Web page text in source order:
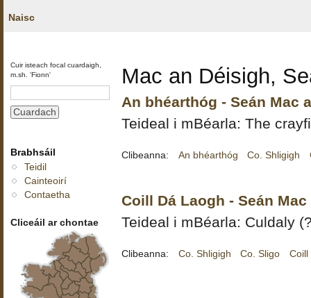
Naisc
Cuir isteach focal cuardaigh,
m.sh. 'Fionn'
Brabhsáil
Teidil
Cainteoirí
Contaetha
Cliceáil ar chontae
Mac an Déisigh,
An bhéarthóg - Seán Mac
Teideal i mBéarla: The
Clibeanna: An bhéarthóg Co. Shligigh
Coill Dá Laogh - Seán
Teideal i mBéarla: Culdaly
Clibeanna: Co. Shligigh Co. Sligo Coill